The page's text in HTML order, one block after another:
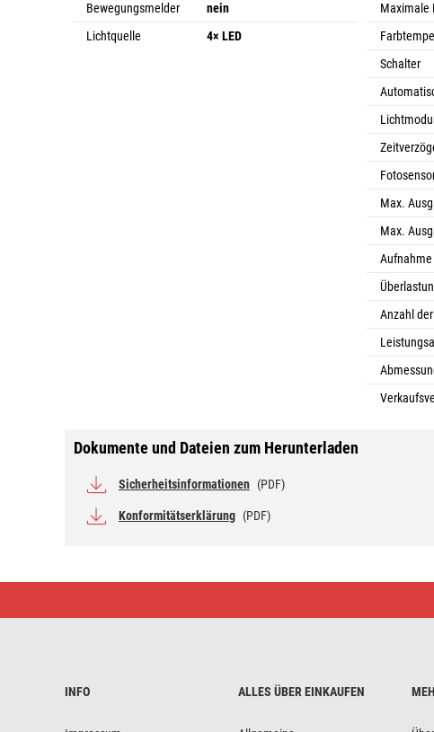
Bewegungsmelder
nein
Lichtquelle
4× LED
Maximale
Schalter
Max.
Max.
Aufnahme
Anzahl
Dokumente und Dateien zum Herunterladen
Sicherheitsinformationen (PDF)
Konformitätserklärung (PDF)
P4722
INFO ALLES ÜBER EINKAUFEN